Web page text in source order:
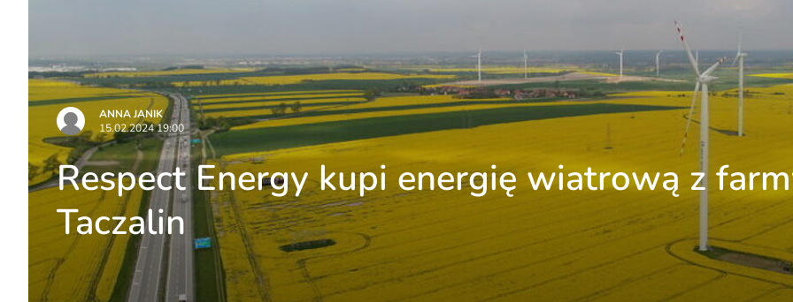
ANNA JANIK
15.02.2024 19:00
Respect Energy kupi energię wiatrową z
Taczalin